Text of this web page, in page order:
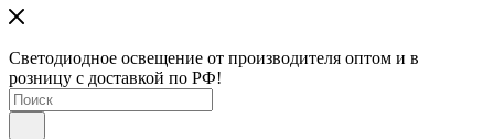
Светодиодное освещение от производителя оптом и в
розницу с доставкой по РФ!